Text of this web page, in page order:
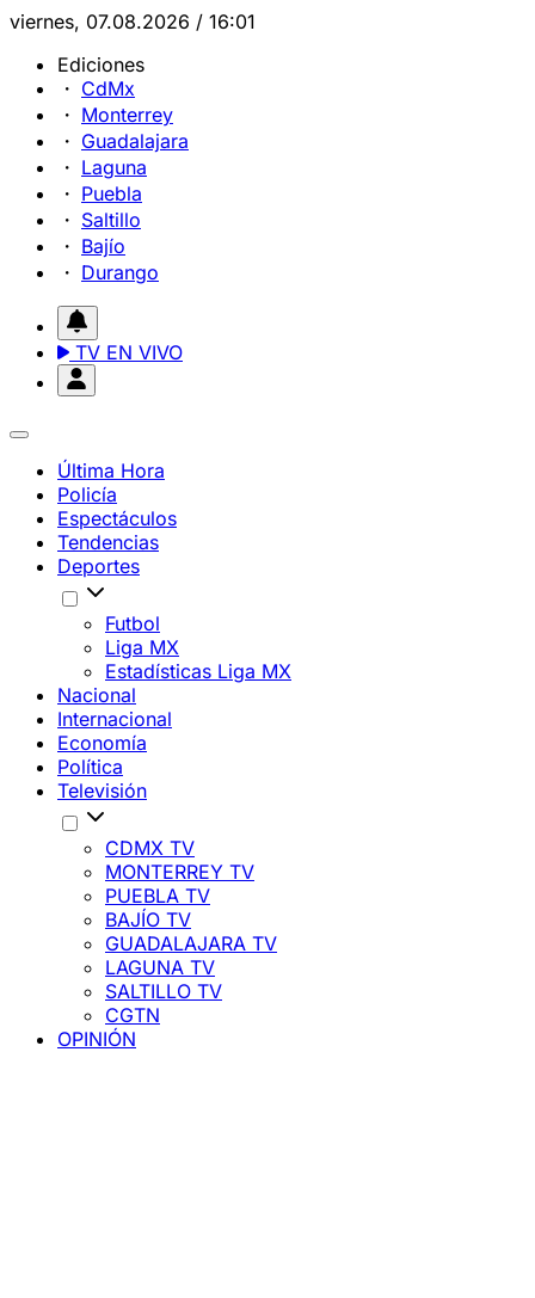
viernes, 07.08.2026 / 16:01
Ediciones
CdMx
Monterrey
Guadalajara
Laguna
Puebla
Saltillo
Bajío
Durango
TV EN VIVO
Última Hora
Policía
Espectáculos
Tendencias
Deportes
Futbol
Liga MX
Estadísticas Liga MX
Nacional
Internacional
Economía
Política
Televisión
CDMX TV
MONTERREY TV
PUEBLA TV
BAJÍO TV
GUADALAJARA TV
LAGUNA TV
SALTILLO TV
CGTN
OPINIÓN